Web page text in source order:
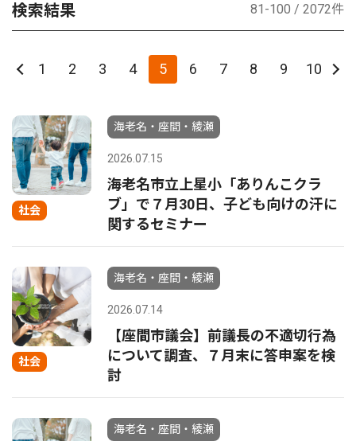
検索結果 81-100 / 2072件
1 2 3 4 5 6 7 8 9 10
社会
海老名・座間・綾瀬
2026.07.15
海老名市立上星小「ありんこクラ
ブ」で７月30日、子ども向けの汗に
関するセミナー
社会
海老名・座間・綾瀬
2026.07.14
【座間市議会】前議長の不適切行為
について調査、７月末に答申案を検
討
海老名・座間・綾瀬